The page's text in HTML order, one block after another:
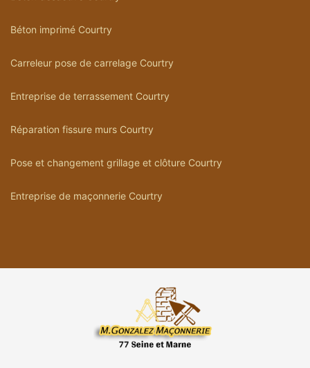
Béton imprimé Courtry
Carreleur pose de carrelage Courtry
Entreprise de terrassement Courtry
Réparation fissure murs Courtry
Pose et changement grillage et clôture Courtry
Entreprise de maçonnerie Courtry